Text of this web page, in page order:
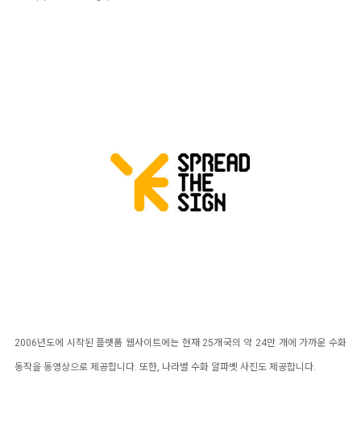
2006년도에 시작된 플랫폼 웹사이트에는 현재 25개국의 약 24만 개에 가까운 수화
동작을 동영상으로 제공합니다. 또한, 나라별 수화 알파벳 사진도 제공합니다.